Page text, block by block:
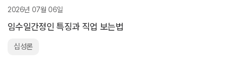
2026년 07월 06일
임수일간정인 특징과 직업 보는법
십성론